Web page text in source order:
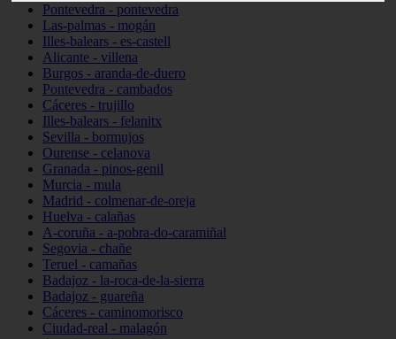
Pontevedra - pontevedra
Las-palmas - mogán
Illes-balears - es-castell
Alicante - villena
Burgos - aranda-de-duero
Pontevedra - cambados
Cáceres - trujillo
Illes-balears - felanitx
Sevilla - bormujos
Ourense - celanova
Granada - pinos-genil
Murcia - mula
Madrid - colmenar-de-oreja
Huelva - calañas
A-coruña - a-pobra-do-caramiñal
Segovia - chañe
Teruel - camañas
Badajoz - la-roca-de-la-sierra
Badajoz - guareña
Cáceres - caminomorisco
Ciudad-real - malagón